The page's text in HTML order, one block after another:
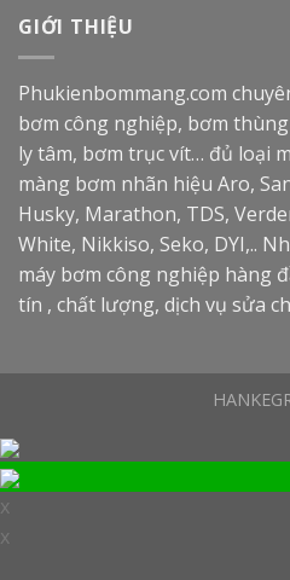
GIỚI THIỆU
Phukienbommang.com
bơm công nghiệp, bơm
ly tâm, bơm trục vít… đủ loại
màng bơm nhãn hiệu Aro,
Husky, Marathon, TDS,
White, Nikkiso, Seko, DYI,..
máy bơm công nghiệp hàng
tín , chất lượng, dịch vụ sửa
x
x